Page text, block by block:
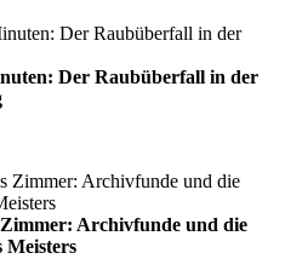
Der Raubüberfall in der
Zimmer: Archivfunde und die
Meisters